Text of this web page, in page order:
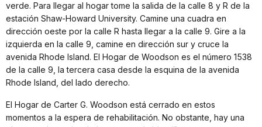
verde. Para llegar al hogar tome la salida de la calle 8 y R de la
estación Shaw-Howard University. Camine una cuadra en
dirección oeste por la calle R hasta llegar a la calle 9. Gire a la
izquierda en la calle 9, camine en dirección sur y cruce la
avenida Rhode Island. El Hogar de Woodson es el número 1538
de la calle 9, la tercera casa desde la esquina de la avenida
Rhode Island, del lado derecho.
El Hogar de Carter G. Woodson está cerrado en estos
momentos a la espera de rehabilitación. No obstante, hay una